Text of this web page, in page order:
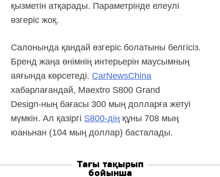
қызметін атқарады. Параметрінде елеулі
өзгеріс жоқ.
Салонында қандай өзгеріс болатыны белгісіз.
Бренд жаңа өнімнің интерьерін маусымның
аяғында көрсетеді. CarNewsChina
хабарлағандай, Maextro S800 Grand
Design-ның бағасы 300 мың долларға жетуі
мүмкін. Ал қазіргі S800-дің құны 708 мың
юаньнан (104 мың доллар) басталады.
Тағы тақырып
бойынша